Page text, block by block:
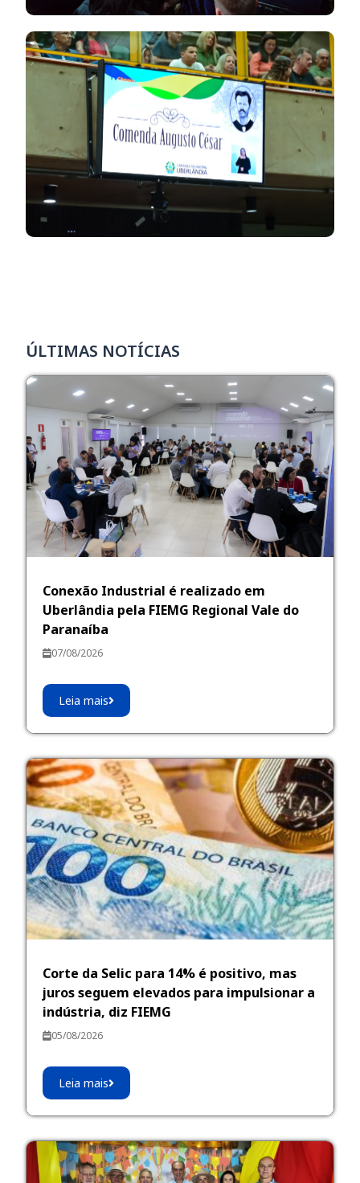
ÚLTIMAS NOTÍCIAS
Conexão Industrial é realizado em
Uberlândia pela FIEMG Regional Vale do
Paranaíba
07/08/2026
Leia mais
Corte da Selic para 14% é positivo, mas
juros seguem elevados para impulsionar a
indústria, diz FIEMG
05/08/2026
Leia mais